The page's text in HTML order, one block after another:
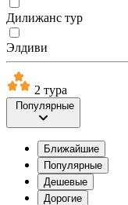
Дилижанс тур
Элдиви
2 тура
Популярные
Ближайшие
Популярные
Дешевые
Дорогие